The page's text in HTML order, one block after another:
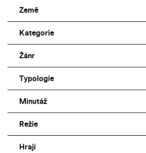
Země
Kategorie
Žánr
Typologie
Minutáž
Režie
Hrají